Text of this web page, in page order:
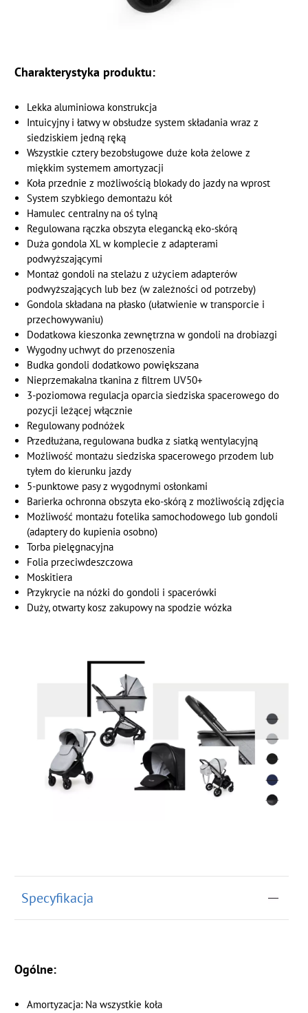
Charakterystyka produktu:
Lekka aluminiowa konstrukcja
Intuicyjny i łatwy w obsłudze system składania wraz z
siedziskiem jedną ręką
Wszystkie cztery bezobsługowe duże koła żelowe z
miękkim systemem amortyzacji
Koła przednie z możliwością blokady do jazdy na wprost
System szybkiego demontażu kół
Hamulec centralny na oś tylną
Regulowana rączka obszyta elegancką eko-skórą
Duża gondola XL w komplecie z adapterami
podwyższającymi
Montaż gondoli na stelażu z użyciem adapterów
podwyższających lub bez (w zależności od potrzeby)
Gondola składana na płasko (ułatwienie w transporcie i
przechowywaniu)
Dodatkowa kieszonka zewnętrzna w gondoli na drobiazgi
Wygodny uchwyt do przenoszenia
Budka gondoli dodatkowo powiększana
Nieprzemakalna tkanina z filtrem UV50+
3-poziomowa regulacja oparcia siedziska spacerowego do
pozycji leżącej włącznie
Regulowany podnóżek
Przedłużana, regulowana budka z siatką wentylacyjną
Możliwość montażu siedziska spacerowego przodem lub
tyłem do kierunku jazdy
5-punktowe pasy z wygodnymi osłonkami
Barierka ochronna obszyta eko-skórą z możliwością zdjęcia
Możliwość montażu fotelika samochodowego lub gondoli
(adaptery do kupienia osobno)
Torba pielęgnacyjna
Folia przeciwdeszczowa
Moskitiera
Przykrycie na nóżki do gondoli i spacerówki
Duży, otwarty kosz zakupowy na spodzie wózka
Specyfikacja
Ogólne:
Amortyzacja: Na wszystkie koła